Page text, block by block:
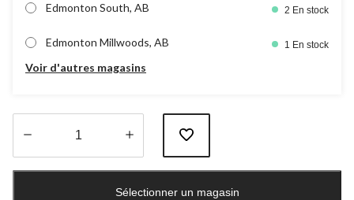
Edmonton South, AB 2 En stock
Edmonton Millwoods, AB 1 En stock
Voir d'autres magasins
Sélectionner un magasin